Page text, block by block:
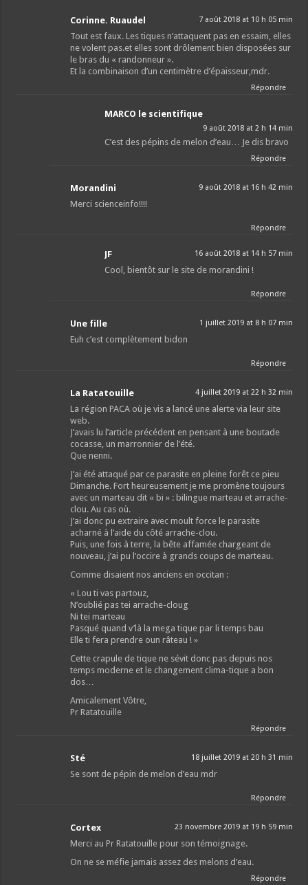
Corinne. Ruaudel 7 août 2018 at 10 h 05 min
Tout est faux. Les tiques n’attaquent pas en essaim, elles
ne volent pas.et elles sont drôlement bien disposées sur
le bras du « randonneur ».
Et la combinaison d’un centimètre d’épaisseur,mdr.
Répondre
MARCO le scientifique
9 août 2018 at 2 h 14 min
C’est des pépins de melon d’eau… Je dis bravo
Répondre
Morandini 9 août 2018 at 16 h 42 min
Merci scienceinfo!!!!
Répondre
JF 16 août 2018 at 14 h 57 min
Cool, bientôt sur le site de morandini !
Répondre
Une fille 1 juillet 2019 at 8 h 07 min
Euh c’est complètement bidon
Répondre
La Ratatouille 4 juillet 2019 at 22 h 32 min
La région PACA où je vis a lancé une alerte via leur site
web.
J’avais lu l’article précédent en pensant à une boutade
cocasse, un marronnier de l’été.
Que nenni.
J’ai été attaqué par ce parasite en pleine forêt ce pieu
Dimanche. Fort heureusement je me promène toujours
avec un marteau dit « bi » : bilingue marteau et arrache-
clou. Au cas où.
J’ai donc pu extraire avec moult force le parasite
acharné à l’aide du côté arrache-clou.
Puis, une fois à terre, la bête affamée chargeant de
nouveau, j’ai pu l’occire à grands coups de marteau.
Comme disaient nos anciens en occitan :
« Lou ti vas partouz,
N’oublié pas tei arrache-cloug
Ni tei marteau
Pasqué quand v’là la mega tique par li temps bau
Elle ti fera prendre oun râteau ! »
Cette crapule de tique ne sévit donc pas depuis nos
temps moderne et le changement clima-tique a bon
dos…
Amicalement Vôtre,
Pr Ratatouille
Répondre
Sté 18 juillet 2019 at 20 h 31 min
Se sont de pépin de melon d’eau mdr
Répondre
Cortex 23 novembre 2019 at 19 h 59 min
Merci au Pr Ratatouille pour son témoignage.
On ne se méfie jamais assez des melons d’eau.
Répondre